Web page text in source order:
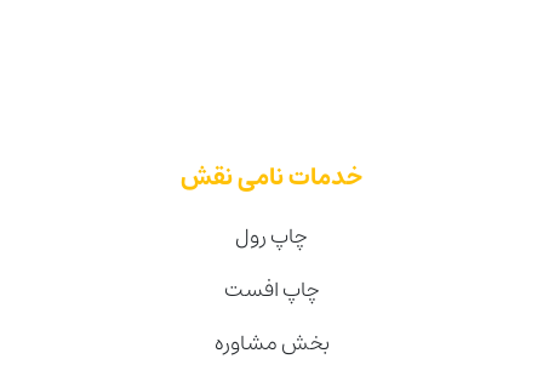
خدمات نامی نقش
چاپ رول
چاپ افست
بخش مشاوره